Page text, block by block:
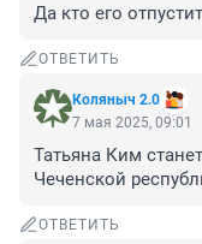
Да кто его
ОТВЕТИТЬ
Коляныч 2.0
7 мая 2025, 09:01
Татьяна Ким
Чеченской
ОТВЕТИТЬ